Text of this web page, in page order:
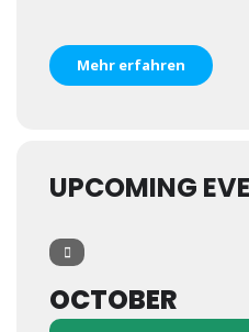
Mehr erfahren
UPCOMING
OCTOBER